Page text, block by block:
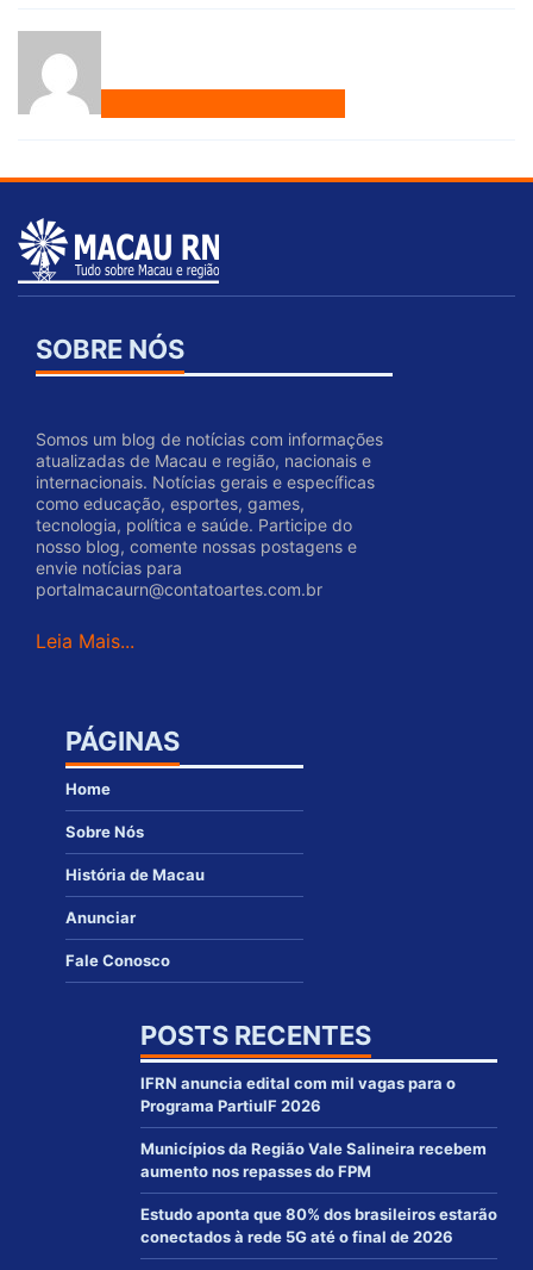
SOBRE NÓS
Somos um blog de notícias com informações
atualizadas de Macau e região, nacionais e
internacionais. Notícias gerais e específicas
como educação, esportes, games,
tecnologia, política e saúde. Participe do
nosso blog, comente nossas postagens e
envie notícias para
portalmacaurn@contatoartes.com.br
Leia Mais...
PÁGINAS
Home
Sobre Nós
História de Macau
Anunciar
Fale Conosco
POSTS RECENTES
IFRN anuncia edital com mil vagas para o
Programa PartiuIF 2026
Municípios da Região Vale Salineira recebem
aumento nos repasses do FPM
Estudo aponta que 80% dos brasileiros estarão
conectados à rede 5G até o final de 2026